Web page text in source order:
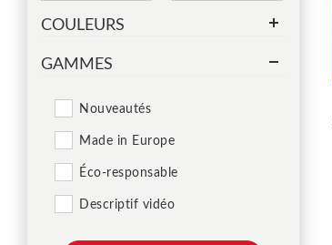
COULEURS
GAMMES
Nouveautés
Made in Europe
Éco-responsable
Descriptif vidéo